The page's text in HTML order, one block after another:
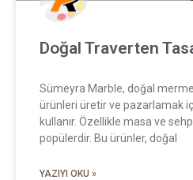
Doğal Traverten
Sümeyra Marble, doğal
ürünleri üretir ve pazarlamak
kullanır. Özellikle masa ve
popülerdir. Bu ürünler, doğal
YAZIYI OKU »